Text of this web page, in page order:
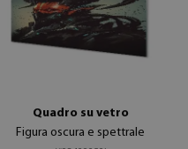
Quadro su vetro
Figura oscura e spettrale